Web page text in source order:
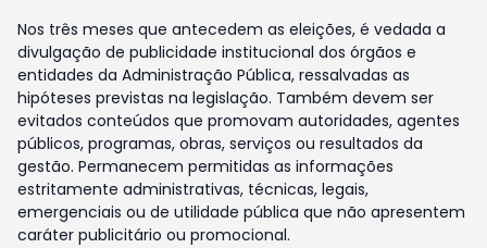
Nos três meses que antecedem as eleições, é vedada a
divulgação de publicidade institucional dos órgãos e
entidades da Administração Pública, ressalvadas as
hipóteses previstas na legislação. Também devem ser
evitados conteúdos que promovam autoridades, agentes
públicos, programas, obras, serviços ou resultados da
gestão. Permanecem permitidas as informações
estritamente administrativas, técnicas, legais,
emergenciais ou de utilidade pública que não apresentem
caráter publicitário ou promocional.